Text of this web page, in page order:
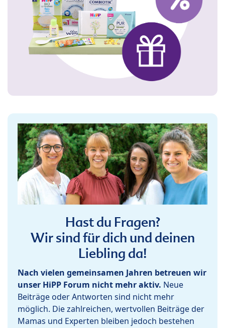
Hast du Fragen?
Wir sind für dich und deinen
Liebling da!
Nach vielen gemeinsamen Jahren betreuen wir
unser HiPP Forum nicht mehr aktiv. Neue
Beiträge oder Antworten sind nicht mehr
möglich. Die zahlreichen, wertvollen Beiträge der
Mamas und Experten bleiben jedoch bestehen